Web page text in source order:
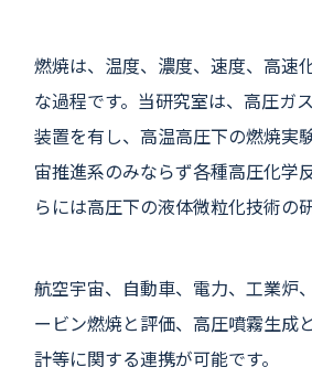
燃焼は、温度、濃度、速度、高速
な過程です。当研究室は、高圧ガ
装置を有し、高温高圧下の燃焼実
宙推進系のみならず各種高圧化学
らには高圧下の液体微粒化技術の
航空宇宙、自動車、電力、工業炉
ービン燃焼と評価、高圧噴霧生成
計等に関する連携が可能です。